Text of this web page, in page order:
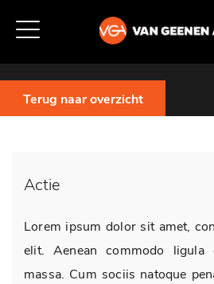
Terug naar overzicht
Actie
Lorem ipsum dolor sit amet,
elit. Aenean commodo ligula
massa. Cum sociis natoque